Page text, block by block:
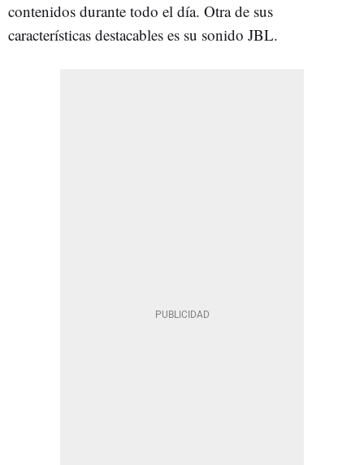
contenidos durante todo el día. Otra de sus
características destacables es su sonido JBL.